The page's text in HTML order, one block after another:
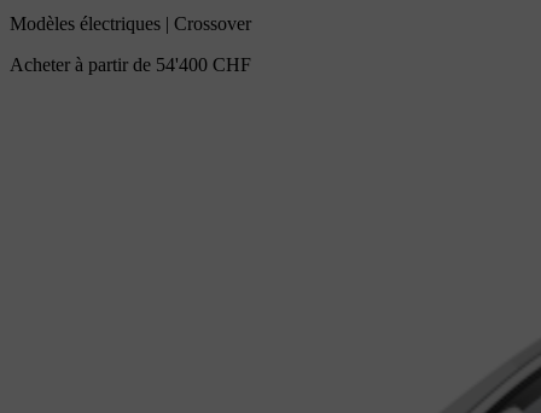
Modèles électriques | Crossover
Acheter à partir de 54'400 CHF